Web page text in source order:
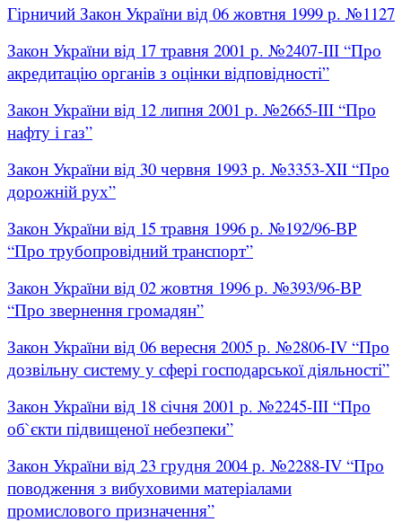
Гірничий Закон України від 06 жовтня 1999 р. №1127
Закон України від 17 травня 2001 р. №2407-ІІІ “Про
акредитацію органів з оцінки відповідності”
Закон України від 12 липня 2001 р. №2665-ІІІ “Про
нафту і газ”
Закон України від 30 червня 1993 р. №3353-XII “Про
дорожній рух”
Закон України від 15 травня 1996 р. №192/96-ВР
“Про трубопровідний транспорт”
Закон України від 02 жовтня 1996 р. №393/96-ВР
“Про звернення громадян”
Закон України від 06 вересня 2005 р. №2806-IV “Про
дозвільну систему у сфері господарської діяльності”
Закон України від 18 січня 2001 р. №2245-ІІІ “Про
об`єкти підвищеної небезпеки”
Закон України від 23 грудня 2004 р. №2288-IV “Про
поводження з вибуховими матеріалами
промислового призначення”